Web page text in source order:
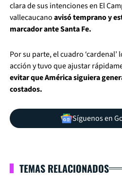
clara de sus intenciones en El
vallecaucanoavisó temprano y
marcador ante Santa Fe.
Por su parte, el cuadro
acción y tuvo que ajustar
evitar que América siguiera
costados.
Síguenos en
TEMAS RELACIONADOS